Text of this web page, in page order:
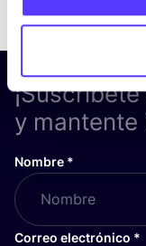
y mantente
Nombre *
Correo electrónico *